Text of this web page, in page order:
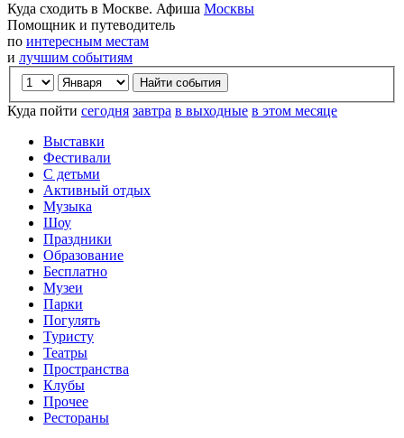
Куда сходить в Москве. Афиша Москвы
Помощник и путеводитель
по интересным местам
и лучшим событиям
Куда пойти сегодня завтра в выходные в этом месяце
Выставки
Фестивали
С детьми
Активный отдых
Музыка
Шоу
Праздники
Образование
Бесплатно
Музеи
Парки
Погулять
Туристу
Театры
Пространства
Клубы
Прочее
Рестораны